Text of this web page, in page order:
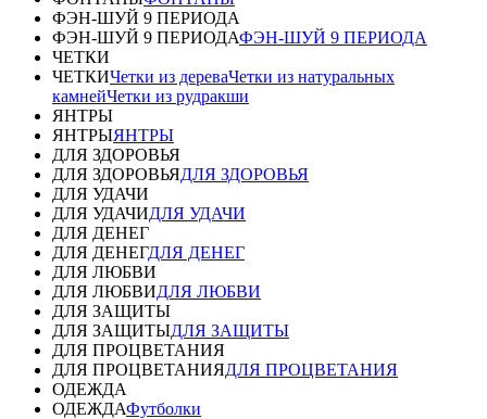
ФЭН-ШУЙ 9 ПЕРИОДА
ФЭН-ШУЙ 9 ПЕРИОДАФЭН-ШУЙ 9 ПЕРИОДА
ЧЕТКИ
ЧЕТКИЧетки из дереваЧетки из натуральных
камнейЧетки из рудракши
ЯНТРЫ
ЯНТРЫЯНТРЫ
ДЛЯ ЗДОРОВЬЯ
ДЛЯ ЗДОРОВЬЯДЛЯ ЗДОРОВЬЯ
ДЛЯ УДАЧИ
ДЛЯ УДАЧИДЛЯ УДАЧИ
ДЛЯ ДЕНЕГ
ДЛЯ ДЕНЕГДЛЯ ДЕНЕГ
ДЛЯ ЛЮБВИ
ДЛЯ ЛЮБВИДЛЯ ЛЮБВИ
ДЛЯ ЗАЩИТЫ
ДЛЯ ЗАЩИТЫДЛЯ ЗАЩИТЫ
ДЛЯ ПРОЦВЕТАНИЯ
ДЛЯ ПРОЦВЕТАНИЯДЛЯ ПРОЦВЕТАНИЯ
ОДЕЖДА
ОДЕЖДАФутболки